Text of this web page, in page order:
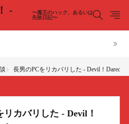
-
〜魔王のハック、あるいは
失敗日記〜
長男のPCをリカバリした - Devil！
リカバリした - Devil！